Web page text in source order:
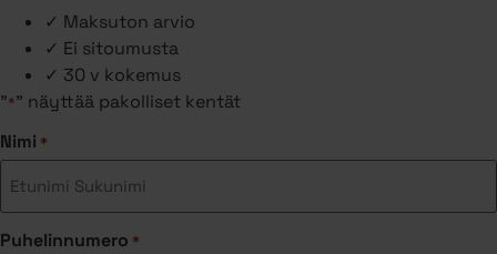
✓ Maksuton arvio
✓ Ei sitoumusta
✓ 30 v kokemus
"*" näyttää pakolliset kentät
Nimi *
Puhelinnumero *